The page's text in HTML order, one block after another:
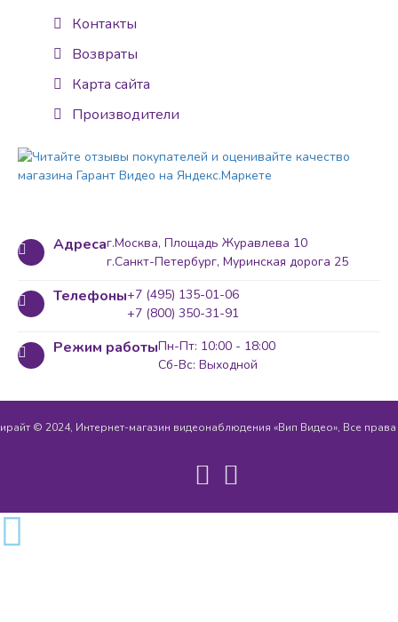
Контакты
Возвраты
Карта сайта
Производители
Адресаг.Москва, Площадь Журавлева 10
г.Санкт-Петербург, Муринская дорога 25
Телефоны+7 (495) 135-01-06
+7 (800) 350-31-91
Режим работыПн-Пт: 10:00 - 18:00
Сб-Вс: Выходной
© 2024, Интернет-магазин видеонаблюдения «Вип Видео», Все